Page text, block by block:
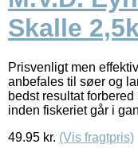
Skalle
Prisvenligt men
anbefales til søer og
bedst resultat
inden fiskeriet går i
49.95 kr. (Vis fragtpris)